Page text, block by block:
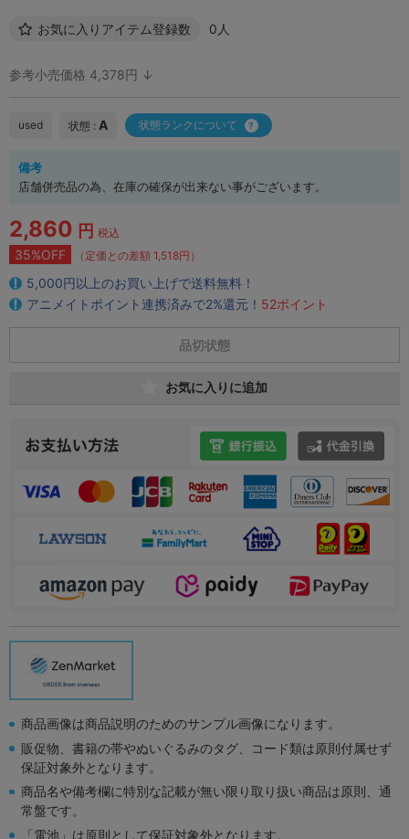
お気に入りアイテム登録数 0人
参考小売価格 4,378円 ↓
used 状態 : A 状態ランクについて
備考
店舗併売品の為、在庫の確保が出来ない事がございます。
2,860 円 税込
35%OFF （定価との差額 1,518円）
5,000円以上のお買い上げで送料無料！
アニメイトポイント連携済みで2%還元！ 52ポイント
品切状態
お気に入りに追加
商品画像は商品説明のためのサンプル画像になります。
販促物、書籍の帯やぬいぐるみのタグ、コード類は原則付属せず
保証対象外となります。
商品名や備考欄に特別な記載が無い限り取り扱い商品は原則、通
常盤です。
「電池」は原則として保証対象外となります。